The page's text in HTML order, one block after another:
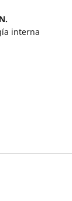
interna